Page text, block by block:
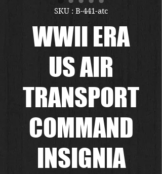
SKU : B-441-atc
WWII ERA
US AIR
TRANSPORT
COMMAND
INSIGNIA